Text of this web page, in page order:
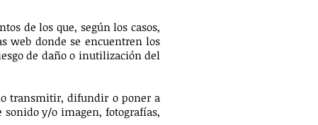
de los que, según los casos,
web donde se encuentren los
de daño o inutilización del
transmitir, difundir o poner a
sonido y/o imagen, fotografías,